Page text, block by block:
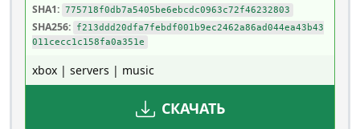
SHA1: 775718f0db7a5405be6ebcdc0963c72f46232803
SHA256:
f213ddd20dfa7febdf001b9ec2462a86ad044ea43b43
011cecc1c158fa0a351e
xbox | servers | music
СКАЧАТЬ